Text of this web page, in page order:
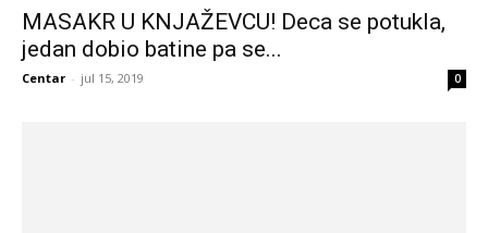
MASAKR U KNJAŽEVCU! Deca se potukla,
jedan dobio batine pa se...
Centar - jul 15, 2019 0